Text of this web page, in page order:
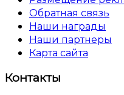
Обратная связь
Наши награды
Наши партнеры
Карта сайта
Контакты